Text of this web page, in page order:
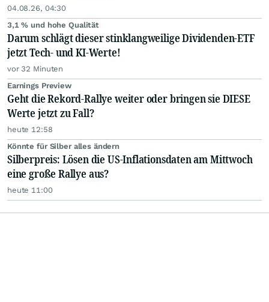
04.08.26, 04:30
3,1 % und hohe Qualität
Darum schlägt dieser stinklangweilige Dividenden-ETF
jetzt Tech- und KI-Werte!
vor 32 Minuten
Earnings Preview
Geht die Rekord-Rallye weiter oder bringen sie DIESE
Werte jetzt zu Fall?
heute 12:58
Könnte für Silber alles ändern
Silberpreis: Lösen die US-Inflationsdaten am Mittwoch
eine große Rallye aus?
heute 11:00